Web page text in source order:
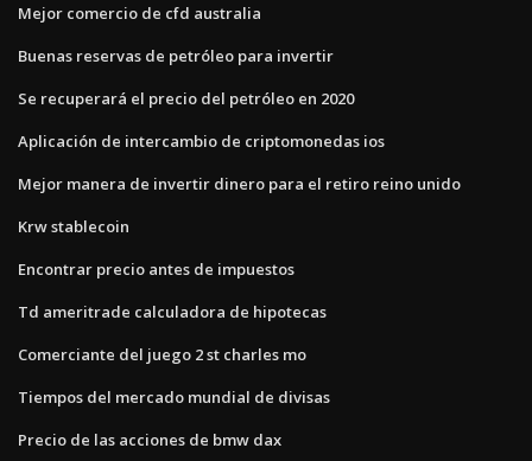
Mejor comercio de cfd australia
Buenas reservas de petróleo para invertir
Se recuperará el precio del petróleo en 2020
Aplicación de intercambio de criptomonedas ios
Mejor manera de invertir dinero para el retiro reino unido
Krw stablecoin
Encontrar precio antes de impuestos
Td ameritrade calculadora de hipotecas
Comerciante del juego 2 st charles mo
Tiempos del mercado mundial de divisas
Precio de las acciones de bmw dax